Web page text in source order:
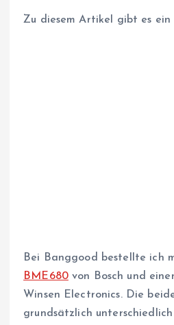
Zu diesem Artikel gibt es ein
Bei Banggood bestellte ich
BME680von Bosch und
Winsen Electronics. Die
grundsätzlich